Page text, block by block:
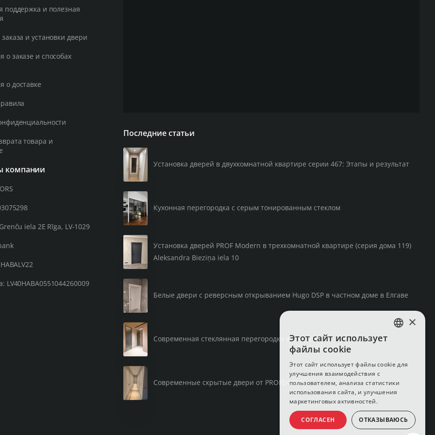
удлинённая ручка в цвет двери — 1 комплект;
светопропускающим стеклом
ST2 FROSTER — 129 €
поддержка и полезная
и установки двери
о заказе и способах
о доставке
товара и
компании
iela 2E Rīga, LV-1029
LV40HABA0551044260009
Последние статьи
Установка дверей в двухкомнатной квартире серии 467: Этапы и результат
Кухонная перегородка с серым тонированным стеклом
Установка дверей PROF Modern в трехкомнатной квартире (серия дома 119)
Aleksandra Bieziņa iela 10
Белые двери с реверсным открыванием Hugo DSP в частном доме в Елгаве
Современная стеклянная перегородка в спа-зоне
Современные скрытые двери от PROFDOORS
×
Этот сайт использует
файлы cookie
Этот сайт использует файлы cookie для
улучшения взаимодействия с
пользователем, анализа статистики
использования сайта, и улучшения
маркетинговых активностей.
СОГЛАСЕН ОТКАЗЫВАЮСЬ